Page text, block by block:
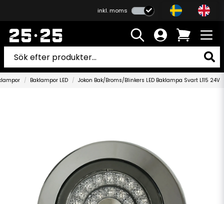
inkl. moms
Baklampor LED Jokon Bak/Broms/Blinkers LED Baklampa Svart L115 24V